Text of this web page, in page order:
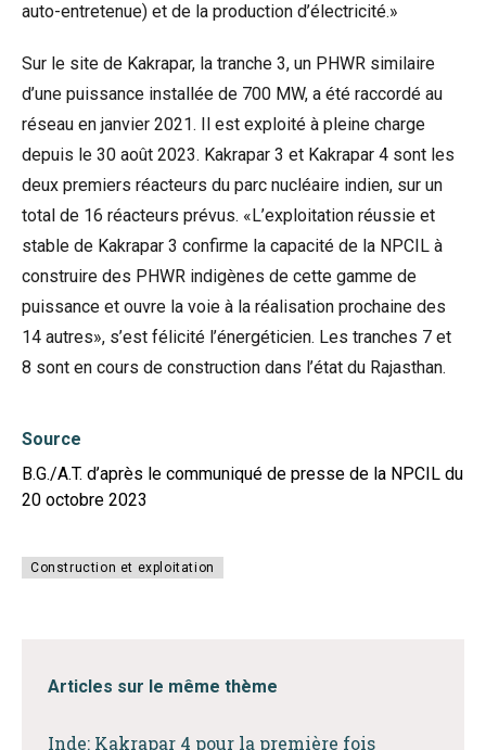
auto-entretenue) et de la production d’électricité.»
Sur le site de Kakrapar, la tranche 3, un PHWR similaire
d’une puissance installée de 700 MW, a été raccordé au
réseau en janvier 2021. Il est exploité à pleine charge
depuis le 30 août 2023. Kakrapar 3 et Kakrapar 4 sont les
deux premiers réacteurs du parc nucléaire indien, sur un
total de 16 réacteurs prévus. «L’exploitation réussie et
stable de Kakrapar 3 confirme la capacité de la NPCIL à
construire des PHWR indigènes de cette gamme de
puissance et ouvre la voie à la réalisation prochaine des
14 autres», s’est félicité l’énergéticien. Les tranches 7 et
8 sont en cours de construction dans l’état du Rajasthan.
Source
B.G./A.T. d’après le communiqué de presse de la NPCIL du
20 octobre 2023
Construction et exploitation
Articles sur le même thème
Inde: Kakrapar 4 pour la première fois